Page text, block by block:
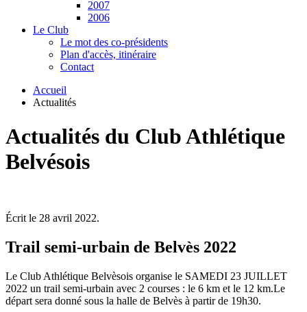
2007
2006
Le Club
Le mot des co-présidents
Plan d'accès, itinéraire
Contact
Accueil
Actualités
Actualités du Club Athlétique
Belvésois
Écrit le 28 avril 2022.
Trail semi-urbain de Belvès 2022
Le Club Athlétique Belvèsois organise le SAMEDI 23 JUILLET
2022 un trail semi-urbain avec 2 courses : le 6 km et le 12 km.Le
départ sera donné sous la halle de Belvès à partir de 19h30.